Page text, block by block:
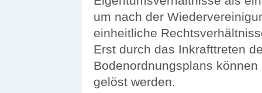
um nach der
einheitliche
Erst durch das Inkrafttreten
Bodenordnungsplans
gelöst werden.